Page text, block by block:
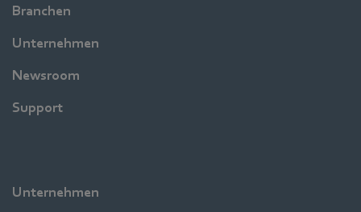
Branchen
Unternehmen
Newsroom
Support
Unternehmen